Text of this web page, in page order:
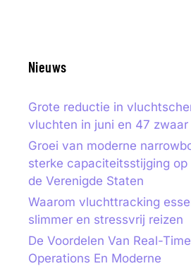
Nieuws
Grote reductie in
vluchten in juni en 47
Groei van moderne
sterke capaciteitsstijging op
de Verenigde Staten
Waarom vluchttracking
slimmer en stressvrij reizen
De Voordelen Van Real-
Operations En Moderne